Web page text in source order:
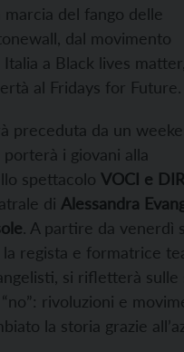
marcia del fango delle
dal movimento
a Black lives
al Fridays for Future.
preceduta da un
i giovani alla
spettacolo VOCI e
di Alessandra
. A partire da venerdì
regista e formatrice
si rifletterà sulle
rivoluzioni e
la storia grazie